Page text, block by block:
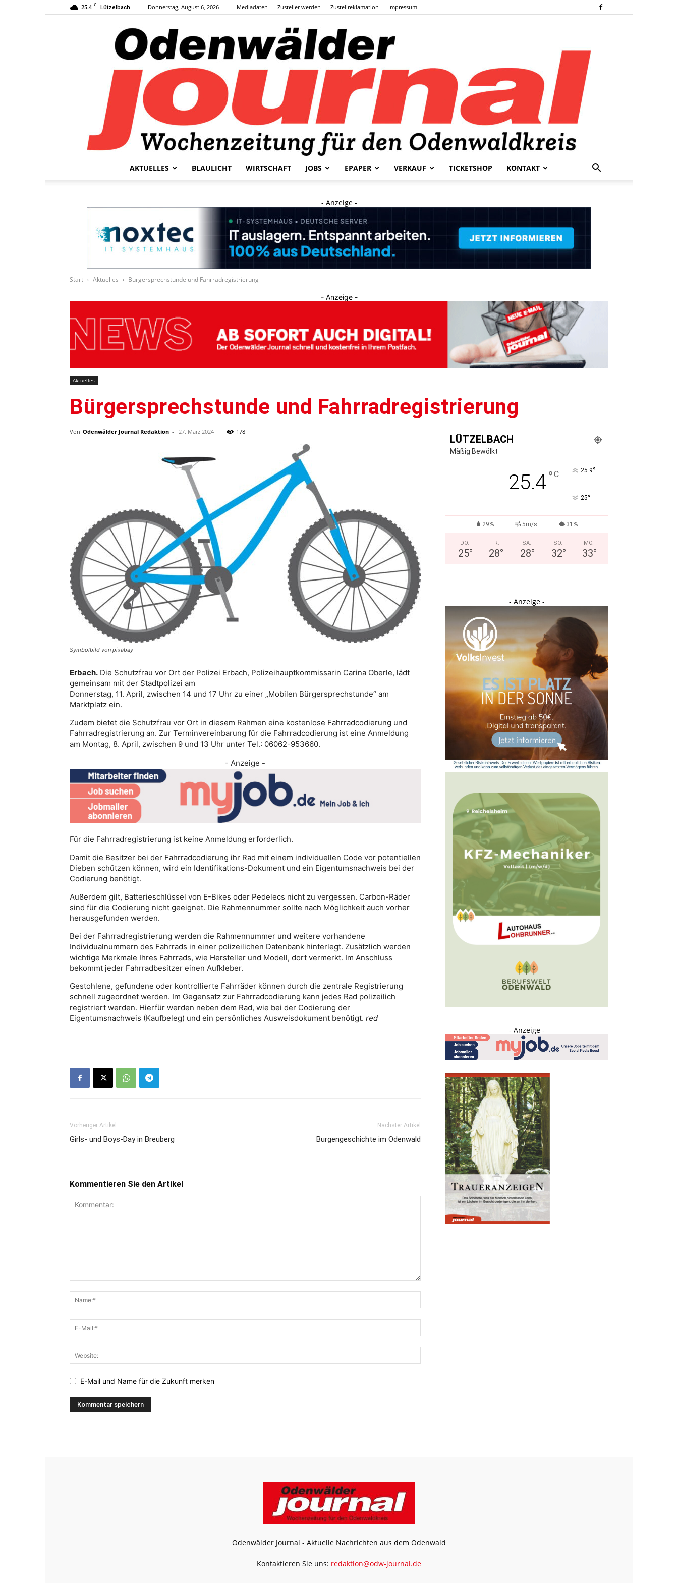
25.4 C Lützelbach Donnerstag, August 6, 2026 Mediadaten Zusteller werden Zustellreklamation Impressum
Journal
AKTUELLES BLAULICHT WIRTSCHAFT JOBS EPAPER VERKAUF TICKETSHOP KONTAKT
- Anzeige -
Start Aktuelles Bürgersprechstunde und Fahrradregistrierung
- Anzeige -
Aktuelles
Bürgersprechstunde und Fahrradregistrierung
Von Odenwälder Journal Redaktion - 27. März 2024 178
Symbolbild von pixabay
Erbach. Die Schutzfrau vor Ort der Polizei Erbach, Polizeihauptkommissarin Carina Oberle, lädt
gemeinsam mit der Stadtpolizei am
Donnerstag, 11. April, zwischen 14 und 17 Uhr zu einer „Mobilen Bürgersprechstunde“ am
Marktplatz ein.
Zudem bietet die Schutzfrau vor Ort in diesem Rahmen eine kostenlose Fahrradcodierung und
Fahrradregistrierung an. Zur Terminvereinbarung für die Fahrradcodierung ist eine Anmeldung
am Montag, 8. April, zwischen 9 und 13 Uhr unter Tel.: 06062-953660.
- Anzeige -
Für die Fahrradregistrierung ist keine Anmeldung erforderlich.
Damit die Besitzer bei der Fahrradcodierung ihr Rad mit einem individuellen Code vor potentiellen
Dieben schützen können, wird ein Identifikations-Dokument und ein Eigentumsnachweis bei der
Codierung benötigt.
Außerdem gilt, Batterieschlüssel von E-Bikes oder Pedelecs nicht zu vergessen. Carbon-Räder
sind für die Codierung nicht geeignet. Die Rahmennummer sollte nach Möglichkeit auch vorher
herausgefunden werden.
Bei der Fahrradregistrierung werden die Rahmennummer und weitere vorhandene
Individualnummern des Fahrrads in einer polizeilichen Datenbank hinterlegt. Zusätzlich werden
wichtige Merkmale Ihres Fahrrads, wie Hersteller und Modell, dort vermerkt. Im Anschluss
bekommt jeder Fahrradbesitzer einen Aufkleber.
Gestohlene, gefundene oder kontrollierte Fahrräder können durch die zentrale Registrierung
schnell zugeordnet werden. Im Gegensatz zur Fahrradcodierung kann jedes Rad polizeilich
registriert werden. Hierfür werden neben dem Rad, wie bei der Codierung der
Eigentumsnachweis (Kaufbeleg) und ein persönliches Ausweisdokument benötigt. red
Vorheriger Artikel
Girls- und Boys-Day in Breuberg
Nächster Artikel
Burgengeschichte im Odenwald
Kommentieren Sie den Artikel
E-Mail und Name für die Zukunft merken
LÜTZELBACH
Mäßig Bewölkt
25.4°C 25.9°
25°
29% 5m/s 31%
DO.
25°
FR.
28°
SA.
28°
SO.
32°
MO.
33°
- Anzeige -
- Anzeige -
Odenwälder Journal - Aktuelle Nachrichten aus dem Odenwald
Kontaktieren Sie uns: redaktion@odw-journal.de